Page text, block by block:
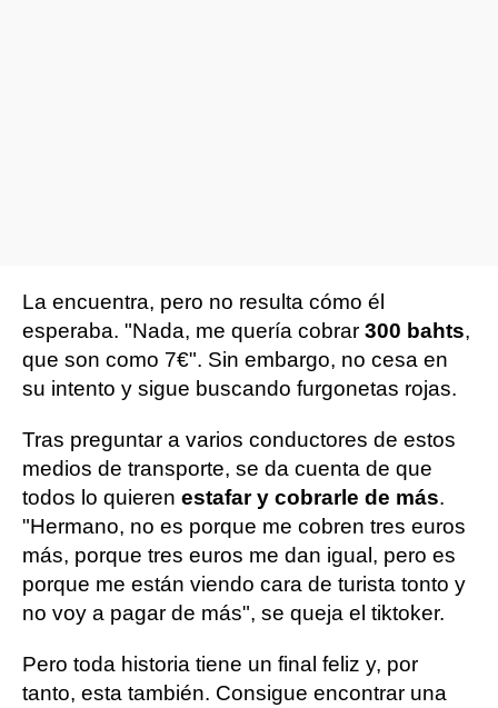
La encuentra, pero no resulta cómo él
esperaba. "Nada, me quería cobrar 300 bahts,
que son como 7€". Sin embargo, no cesa en
su intento y sigue buscando furgonetas rojas.
Tras preguntar a varios conductores de estos
medios de transporte, se da cuenta de que
todos lo quieren estafar y cobrarle de más.
"Hermano, no es porque me cobren tres euros
más, porque tres euros me dan igual, pero es
porque me están viendo cara de turista tonto y
no voy a pagar de más", se queja el tiktoker.
Pero toda historia tiene un final feliz y, por
tanto, esta también. Consigue encontrar una